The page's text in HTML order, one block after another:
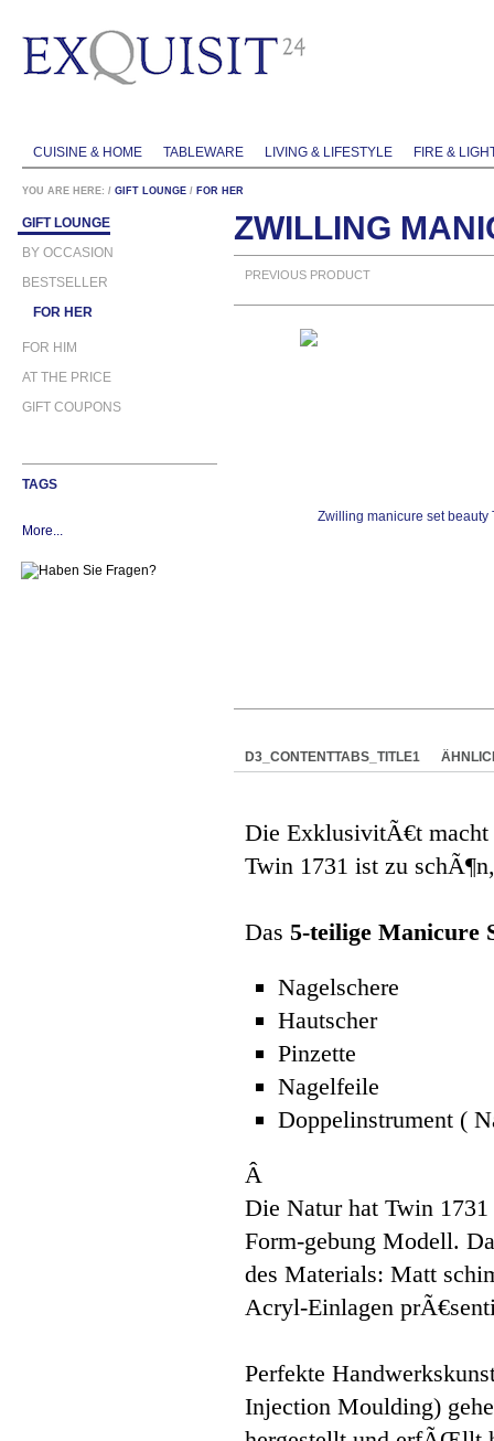
CUISINE & HOME TABLEWARE LIVING & LIFESTYLE FIRE &
YOU ARE HERE: / GIFT LOUNGE / FOR HER
GIFT LOUNGE
BY OCCASION
BESTSELLER
FOR HER
FOR HIM
AT THE PRICE
GIFT COUPONS
TAGS
More...
ZWILLING
PREVIOUS PRODUCT
D3_CONTENTTABS_TITLE1
Die ExklusivitÃ€t macht
Twin 1731 ist zu
Das 5-teilige Manicure
Nagelschere
Hautscher
Pinzette
Nagelfeile
Doppelinstrument (
Â
Die Natur hat Twin
Form-gebung Modell.
des Materials: Matt
Acryl-Einlagen
Perfekte
Injection Moulding)